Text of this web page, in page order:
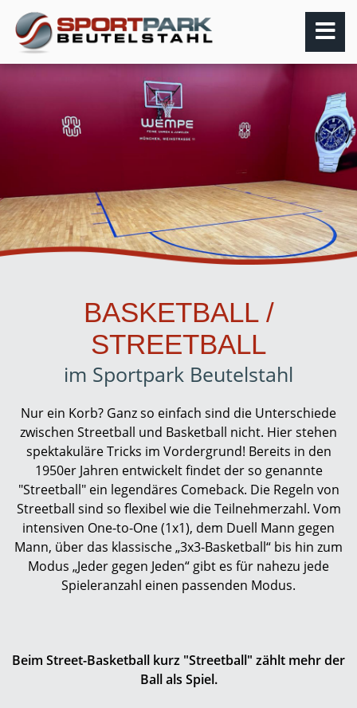
BASKETBALL /
STREETBALL
im Sportpark Beutelstahl
Nur ein Korb? Ganz so einfach sind die Unterschiede
zwischen Streetball und Basketball nicht. Hier stehen
spektakuläre Tricks im Vordergrund! Bereits in den
1950er Jahren entwickelt findet der so genannte
"Streetball" ein legendäres Comeback. Die Regeln von
Streetball sind so flexibel wie die Teilnehmerzahl. Vom
intensiven One-to-One (1x1), dem Duell Mann gegen
Mann, über das klassische „3x3-Basketball“ bis hin zum
Modus „Jeder gegen Jeden“ gibt es für nahezu jede
Spieleranzahl einen passenden Modus.
Beim Street-Basketball kurz "Streetball" zählt mehr der
Ball als Spiel.